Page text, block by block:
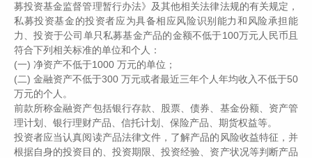
【3·15投资者教育】财哥宝妹第一集动画
募投资基金监督管理暂行办法》及其他相关法律法规的有关规定，
私募投资基金的投资者应为具备相应风险识别能力和风险承担能
力、投资于公司单只私募基金产品的金额不低于100万元人民币且
符合下列相关标准的单位和个人：
(一) 净资产不低于1000 万元的单位；
(二) 金融资产不低于300 万元或者最近三年个人年均收入不低于50
万元的个人。
前款所称金融资产包括银行存款、股票、债券、基金份额、资产管
理计划、银行理财产品、信托计划、保险产品、期货权益等。
投资者应当认真阅读产品法律文件，了解产品的风险收益特征，并
根据自身的投资目的、投资期限、投资经验、资产状况等判断产品